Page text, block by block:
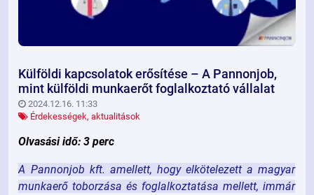
Külföldi kapcsolatok erősítése – A Pannonjob,
mint külföldi munkaerőt foglalkoztató vállalat
2024.12.16. 11:33
Érdekességek, aktualitások
Olvasási idő: 3 perc
A Pannonjob kft. amellett, hogy elkötelezett a magyar
munkaerő toborzása és foglalkoztatása mellett, immár